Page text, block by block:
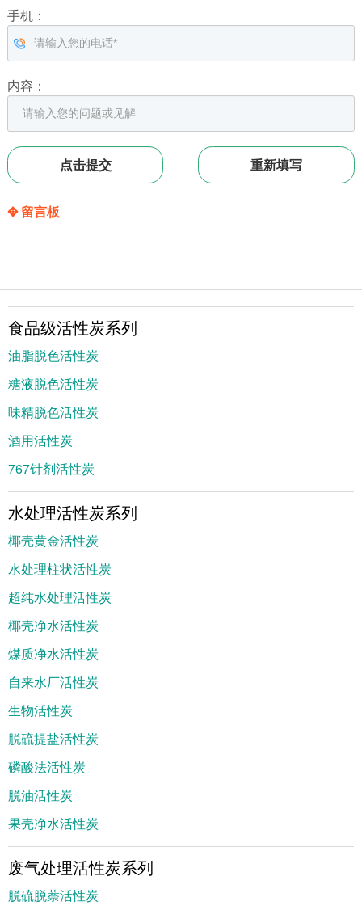
手机：
内容：
✥ 留言板
食品级活性炭系列
油脂脱色活性炭
糖液脱色活性炭
味精脱色活性炭
酒用活性炭
767针剂活性炭
水处理活性炭系列
椰壳黄金活性炭
水处理柱状活性炭
超纯水处理活性炭
椰壳净水活性炭
煤质净水活性炭
自来水厂活性炭
生物活性炭
脱硫提盐活性炭
磷酸法活性炭
脱油活性炭
果壳净水活性炭
废气处理活性炭系列
脱硫脱萘活性炭